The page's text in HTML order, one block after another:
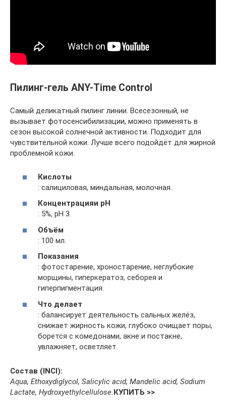
Пилинг-гель ANY-Time Control
Самый деликатный пилинг линии. Всесезонный, не
вызывает фотосенсибилизации, можно применять в
сезон высокой солнечной активности. Подходит для
чувствительной кожи. Лучше всего подойдёт для жирной
проблемной кожи.
Кислоты
: салициловая, миндальная, молочная.
Концентрацияи рН
: 5%, рН 3.
Объём
: 100 мл.
Показания
: фотостарение, хроностарение, неглубокие
морщины, гиперкератоз, себорея и
гиперпигментация.
Что делает
: балансирует деятельность сальных желёз,
снижает жирность кожи, глубоко очищает поры,
борется с комедонами, акне и постакне,
увлажняет, осветляет.
Состав (INCI):
Aqua, Ethoxydiglycol, Salicylic acid, Mandelic acid, Sodium
Lactate, Hydroxyethylcellulose.КУПИТЬ >>